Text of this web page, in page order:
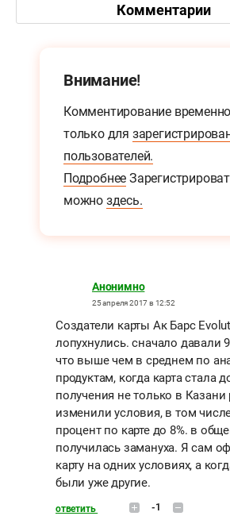
Комментарии
Внимание!
Комментирование
только для
пользователей.
Подробнее
можно здесь.
Анонимно
25 апреля 2017 в 12:52
Создатели карты Ак Барс
лопухнулись. сначало давали
что выше чем в среднем по
продуктам, когда карта стала
получения не только в Казани
изменили условия, в том
процент по карте до 8%. в
получилась замануха. Я сам
карту на одних условиях, а
были уже другие.
ответить -1